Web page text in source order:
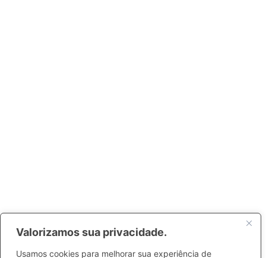
Valorizamos sua privacidade.
Usamos cookies para melhorar sua experiência de